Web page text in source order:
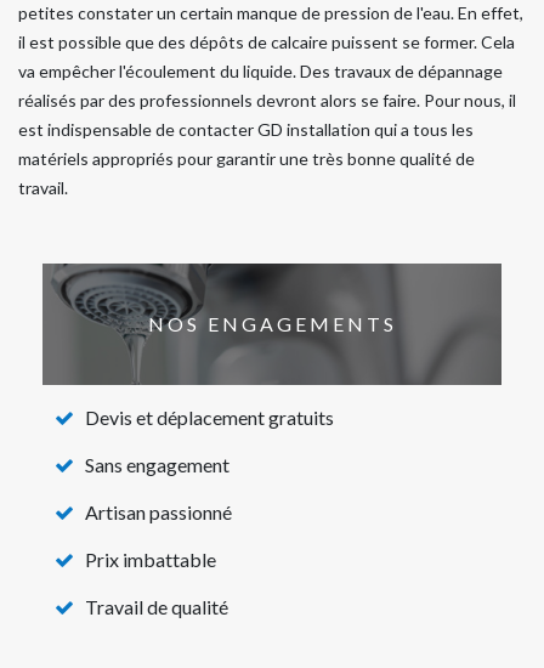
petites constater un certain manque de pression de l'eau. En effet,
il est possible que des dépôts de calcaire puissent se former. Cela
va empêcher l'écoulement du liquide. Des travaux de dépannage
réalisés par des professionnels devront alors se faire. Pour nous, il
est indispensable de contacter GD installation qui a tous les
matériels appropriés pour garantir une très bonne qualité de
travail.
NOS ENGAGEMENTS
Devis et déplacement gratuits
Sans engagement
Artisan passionné
Prix imbattable
Travail de qualité